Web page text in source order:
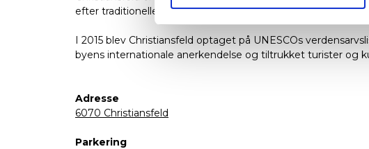
efter traditionelle opskrifter og er en integreret del af byens
I 2015 blev Christiansfeld optaget på UNESCOs
byens internationale anerkendelse og tiltrukket turister og
Adresse
6070 Christiansfeld
Parkering